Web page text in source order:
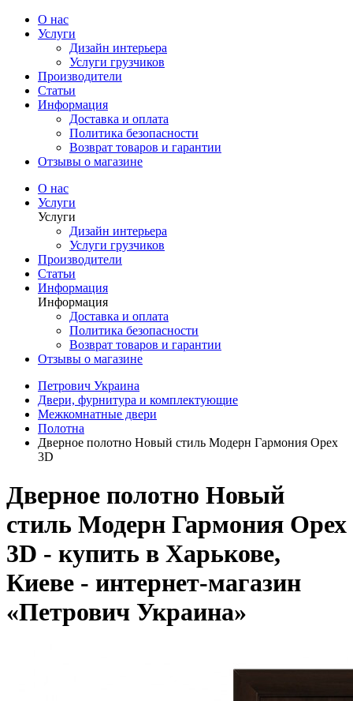
О нас
Услуги
Дизайн интерьера
Услуги грузчиков
Производители
Статьи
Информация
Доставка и оплата
Политика безопасности
Возврат товаров и гарантии
Отзывы о магазине
О нас
Услуги
Услуги
Дизайн интерьера
Услуги грузчиков
Производители
Статьи
Информация
Информация
Доставка и оплата
Политика безопасности
Возврат товаров и гарантии
Отзывы о магазине
Петрович Украина
Двери, фурнитура и комплектующие
Межкомнатные двери
Полотна
Дверное полотно Новый стиль Модерн Гармония Орех
3D
Дверное полотно Новый
стиль Модерн Гармония Орех
3D - купить в Харькове,
Киеве - интернет-магазин
«Петрович Украина»